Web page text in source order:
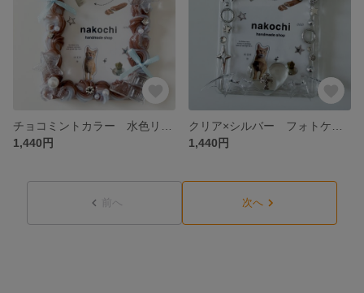
1,440円
1,440円
前へ 次へ